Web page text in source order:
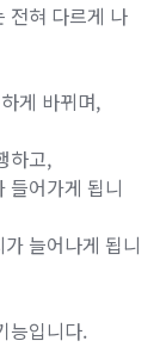
전혀 다르게 나
게 바뀌며,
하고,
들어가게 됩니
늘어나게 됩니
능입니다.